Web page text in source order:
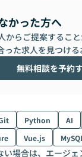
かった方へ
からご提案するこ
た求人を見つける
無料相談を予約
Python AI
Vue.js
場合は、エージェ